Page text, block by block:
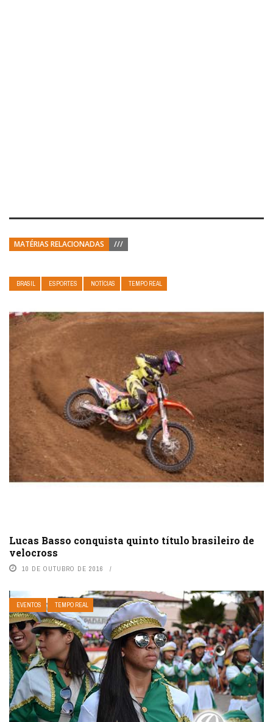
MATÉRIAS RELACIONADAS ///
BRASIL ESPORTES NOTÍCIAS TEMPO REAL
Lucas Basso conquista quinto título brasileiro de
velocross
10 DE OUTUBRO DE 2016
EVENTOS TEMPO REAL